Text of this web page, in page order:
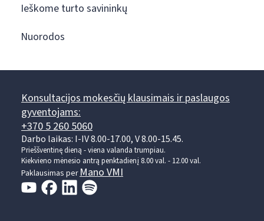
Ieškome turto savininkų
Nuorodos
Konsultacijos mokesčių klausimais ir paslaugos
gyventojams:
+370 5 260 5060
Darbo laikas: I-IV 8.00-17.00, V 8.00-15.45.
Prieššventinę dieną - viena valanda trumpiau.
Kiekvieno mėnesio antrą penktadienį 8.00 val. - 12.00 val.
Paklausimas per Mano VMI